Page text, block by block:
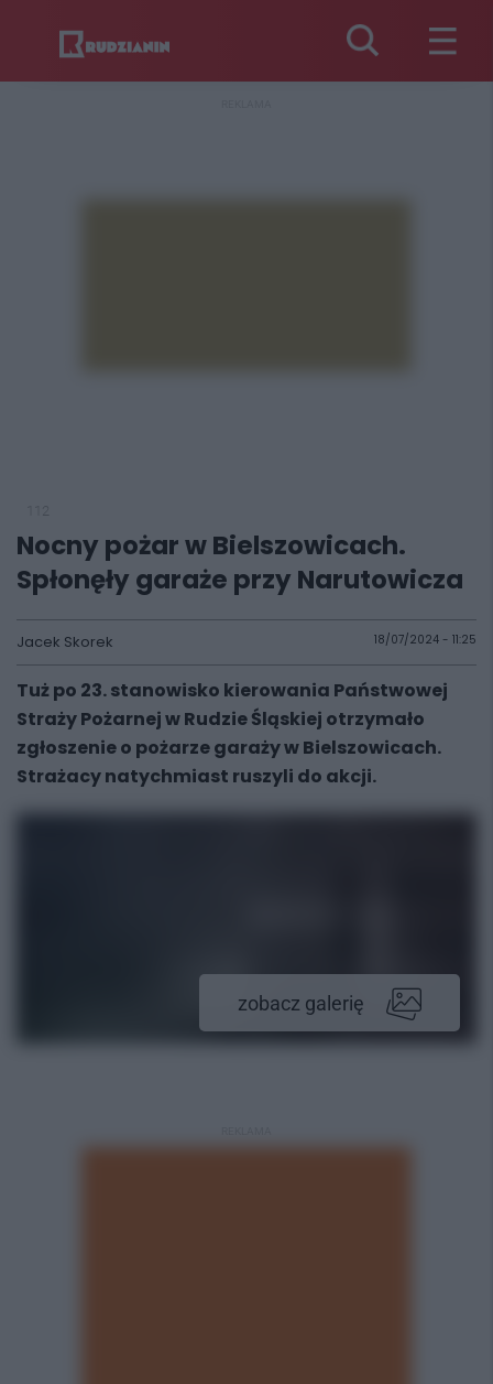
Nocny pożar w Bielszowicach.
Spłonęły garaże przy Narutowicza
Jacek Skorek 18/07/2024 - 11:25
Tuż po 23. stanowisko kierowania Państwowej
Straży Pożarnej w Rudzie Śląskiej otrzymało
zgłoszenie o pożarze garaży w Bielszowicach.
Strażacy natychmiast ruszyli do akcji.
zobacz galerię